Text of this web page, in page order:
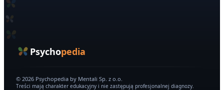
Psychopedia
© 2026 Psychopedia by Mentali Sp. z o.o.
Treści mają charakter edukacyjny i nie zastępują profesjonalnej diagnozy.